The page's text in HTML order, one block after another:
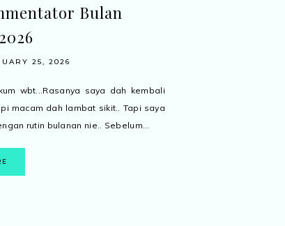
Bulan
25, 2026
wbt...Rasanya saya dah kembali
macam dah lambat sikit.. Tapi saya
rutin bulanan nie.. Sebelum...